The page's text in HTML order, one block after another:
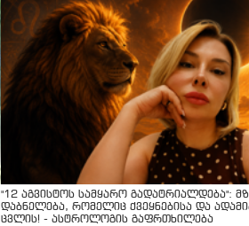
"12 აგვისტოს სამყარო გადატრიალდება":
დაბნელება, რომელიც ქვეყნებისა და
ცვლის! - ასტროლოგის გაფრთხილება